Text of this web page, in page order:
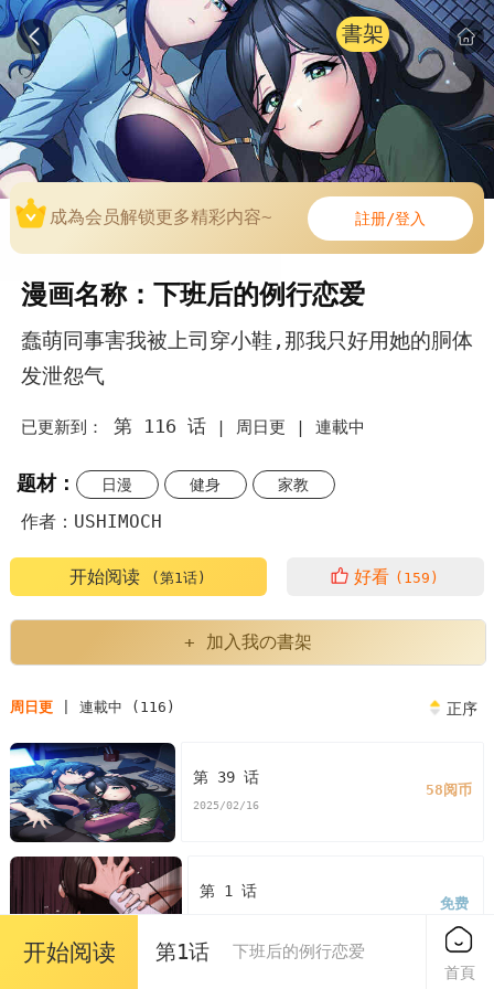
書架
成為会员解锁更多精彩内容~ 註册/登入
漫画名称：下班后的例行恋爱
蠢萌同事害我被上司穿小鞋,那我只好用她的胴体
发泄怨气
已更新到： 第 116 话| 周日更 | 連載中
题材： 日漫 健身 家教
作者：USHIMOCH
开始阅读 (第1话) 好看 (159)
+ 加入我の書架
周日更| 連載中 (116) 正序
第 39 话
2025/02/16
58阅币
第 1 话
免费
开始阅读 第1话 下班后的例行恋爱
首頁